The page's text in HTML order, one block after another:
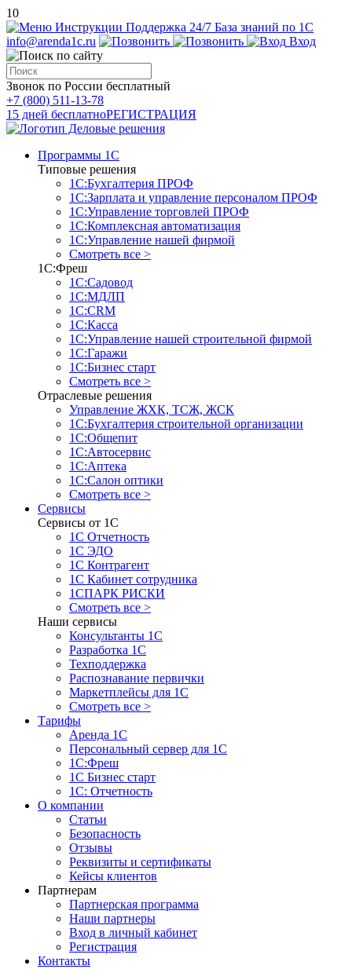
10
Инструкции Поддержка 24/7 База знаний по 1С
info@arenda1c.ru
Вход
Звонок по России бесплатный
+7 (800) 511-13-78
15 дней бесплатноРЕГИСТРАЦИЯ
Программы 1С
Типовые решения
1С:Бухгалтерия ПРОФ
1С:Зарплата и управление персоналом ПРОФ
1С:Управление торговлей ПРОФ
1С:Комплексная автоматизация
1С:Управление нашей фирмой
Смотреть все >
1С:Фреш
1С:Садовод
1С:МДЛП
1С:CRM
1С:Касса
1С:Управление нашей строительной фирмой
1С:Гаражи
1С:Бизнес старт
Смотреть все >
Отраслевые решения
Управление ЖХК, ТСЖ, ЖСК
1С:Бухгалтерия строительной организации
1С:Общепит
1С:Автосервис
1С:Аптека
1С:Салон оптики
Смотреть все >
Сервисы
Сервисы от 1С
1С Отчетность
1С ЭДО
1С Контрагент
1С Кабинет сотрудника
1СПАРК РИСКИ
Смотреть все >
Наши сервисы
Консультанты 1С
Разработка 1С
Техподдержка
Распознавание первички
Маркетплейсы для 1С
Смотреть все >
Тарифы
Аренда 1С
Персональный сервер для 1С
1С:Фреш
1С Бизнес старт
1С: Отчетность
О компании
Статьи
Безопасность
Отзывы
Реквизиты и сертификаты
Кейсы клиентов
Партнерам
Партнерская программа
Наши партнеры
Вход в личный кабинет
Регистрация
Контакты